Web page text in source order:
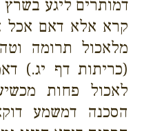
דמותרים ליגע בשרץ
קרא אלא דאם אכל
מלאכול תרומה
(כריתות דף יג.)
לאכול פחות
הסכנה דמשמע